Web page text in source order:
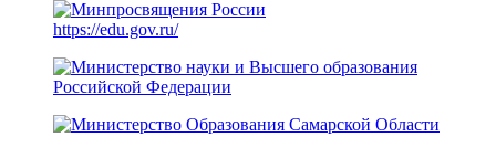
https://edu.gov.ru/